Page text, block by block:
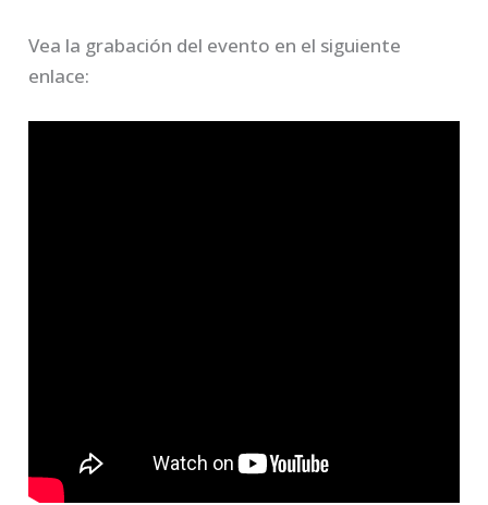
Vea la grabación del evento en el siguiente
enlace: